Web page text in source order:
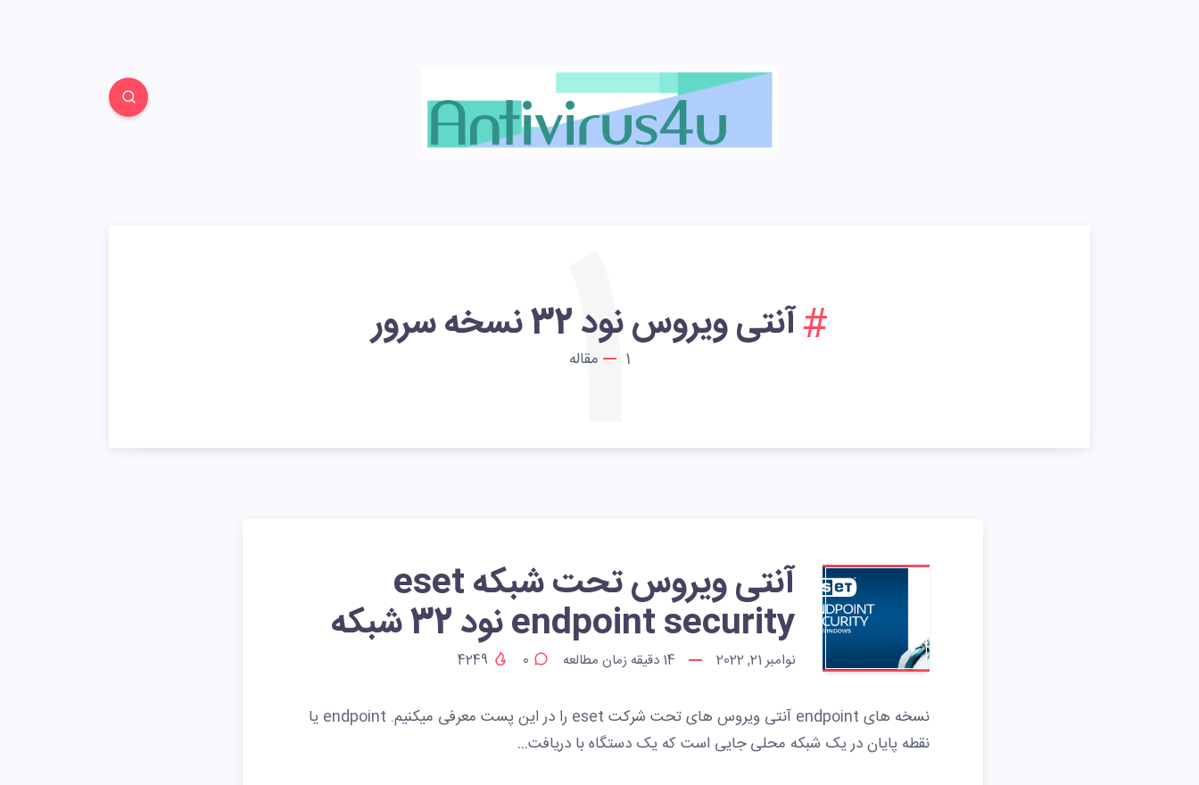
آنتی ویروس نود 32 نسخه سرور
1 مقاله
1
آنتی ویروس تحت شبکه eset
endpoint security نود 32 شبکه
نوامبر 21, 2022 14 دقیقه زمان مطالعه 0
نسخه های endpoint آنتی ویروس های تحت شرکت eset را در این پست معرفی میکنیم. endpoint یا
نقطه پایان در یک شبکه محلی جایی است که یک دستگاه با دریافت…